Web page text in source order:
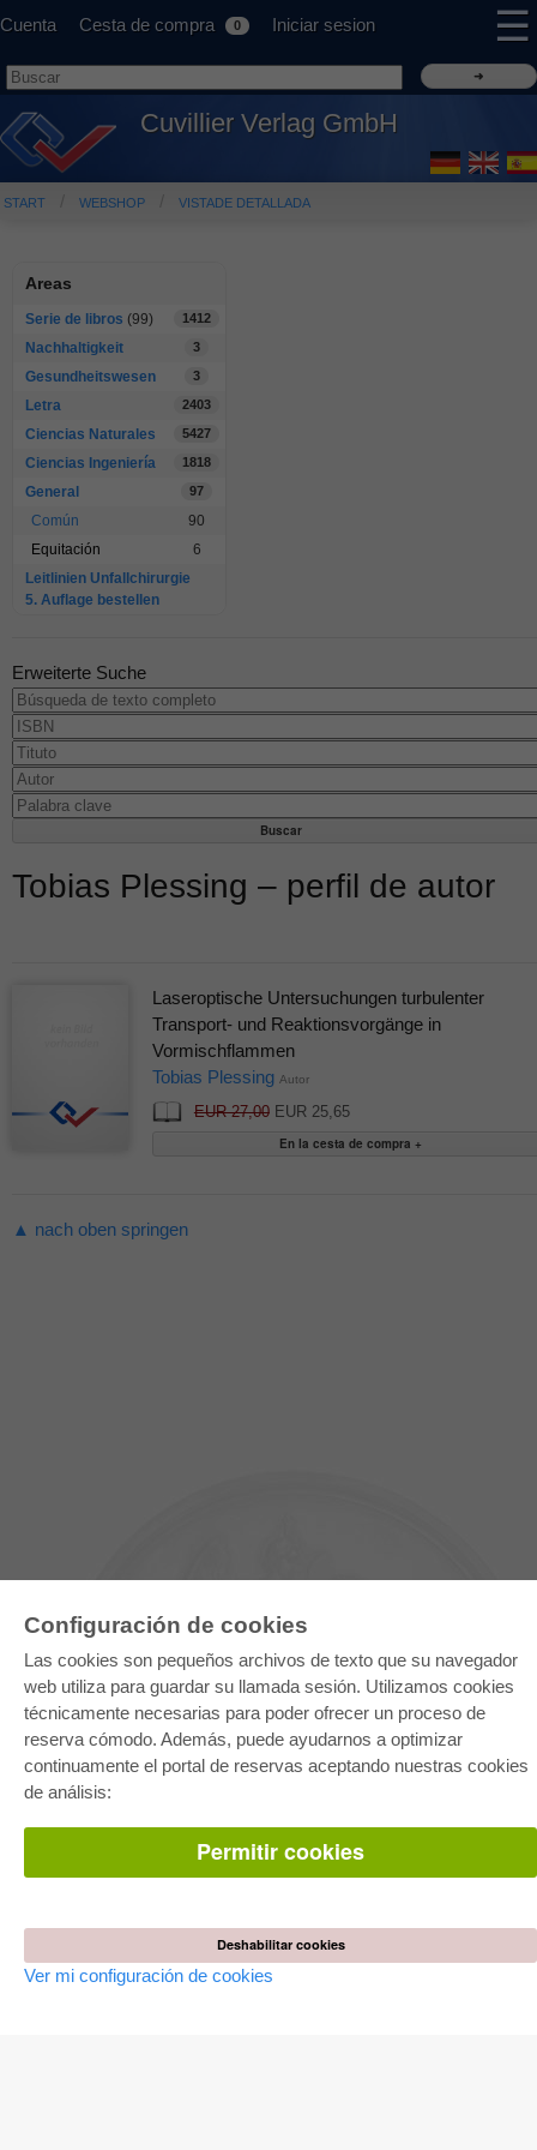
Configuración de cookies
Las cookies son pequeños archivos de texto que su navegador
web utiliza para guardar su llamada sesión. Utilizamos cookies
técnicamente necesarias para poder ofrecer un proceso de
reserva cómodo. Además, puede ayudarnos a optimizar
continuamente el portal de reservas aceptando nuestras cookies
de análisis:
Permitir cookies
Deshabilitar cookies
Ver mi configuración de cookies
Cuenta Cesta de compra 0 Iniciar sesion ☰
Cuvillier Verlag GmbH
START WEBSHOP VISTADE DETALLADA
Areas
Serie de libros (99) 1412
Nachhaltigkeit 3
Gesundheitswesen 3
Letra 2403
Ciencias Naturales 5427
Ciencias Ingeniería 1818
General 97
Común
90
Equitación
6
Leitlinien Unfallchirurgie
5. Auflage bestellen
Erweiterte Suche
Tobias Plessing – perfil de autor
Laseroptische Untersuchungen turbulenter
Transport- und Reaktionsvorgänge in
Vormischflammen
Tobias Plessing Autor
EUR 27,00EUR 25,65
▲ nach oben springen
E-COLLECTION
Paquete de especialidades
Facilitación de E-Books
Preguntas mas frequentes(FAQ)
Las devoluciones
Condiciones